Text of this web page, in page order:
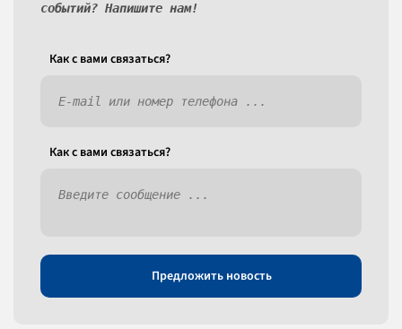
событий? Напишите нам!
Как c вами связаться?
Как c вами связаться?
Предложить новость